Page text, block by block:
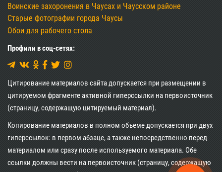
Воинские захоронения в Чаусах и Чаусском районе
Старые фотографии города Чаусы
Обои для рабочего стола
Профили в соц-сетях:
Цитирование материалов сайта допускается при размещении в
цитируемом фрагменте активной гиперссылки на первоисточник
(страницу, содержащую цитируемый материал).
Копирование материалов в полном объеме допускается при двух
гиперссылок: в первом абзаце, а также непосредственно перед
материалом или сразу после используемого материала. Обе
ссылки должны вести на первоисточник (страницу, содержащую